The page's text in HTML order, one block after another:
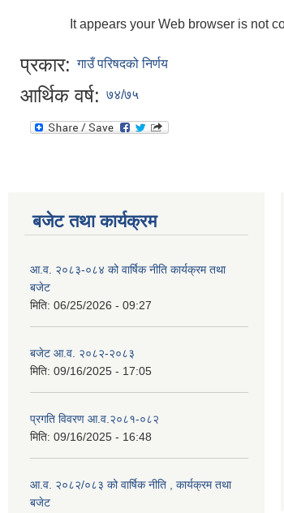
It appears your Web browser is not
प्रकार: गाउँ परिषदको निर्णय
आर्थिक वर्ष: ७४/७५
बजेट तथा कार्यक्रम
आ.व. २०८३-०८४ को वार्षिक नीति कार्यक्रम तथा
बजेट
मिति: 06/25/2026 - 09:27
बजेट आ.व. २०८२-२०८३
मिति: 09/16/2025 - 17:05
प्रगति विवरण आ.व.२०८१-०८२
मिति: 09/16/2025 - 16:48
आ.व. २०८२/०८३ को वार्षिक नीति , कार्यक्रम तथा
बजेट